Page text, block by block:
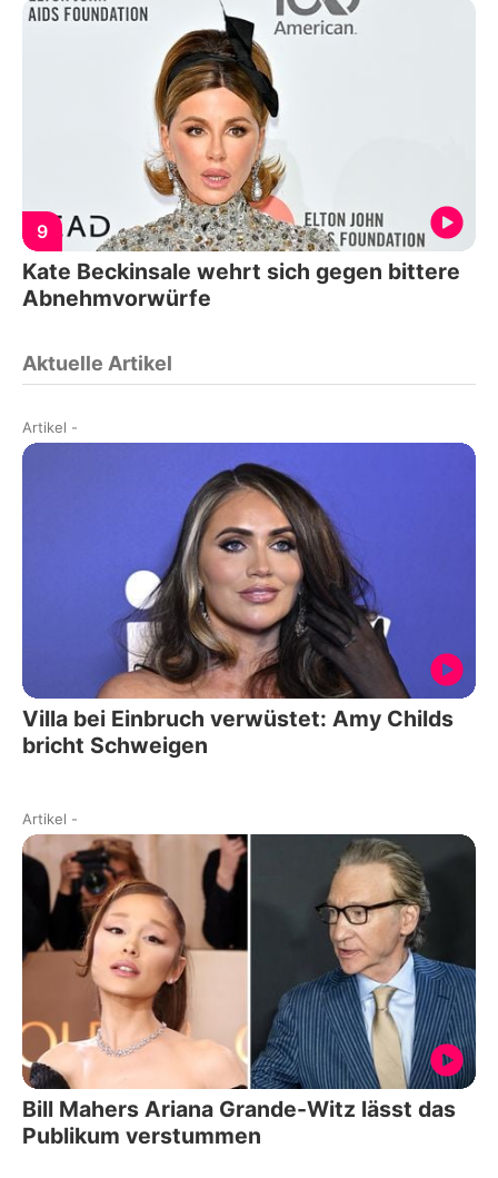
9
Kate Beckinsale wehrt sich gegen bittere
Abnehmvorwürfe
Aktuelle Artikel
Artikel -
Villa bei Einbruch verwüstet: Amy Childs
bricht Schweigen
Artikel -
Bill Mahers Ariana Grande-Witz lässt das
Publikum verstummen